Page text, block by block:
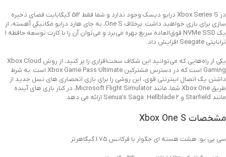
در Xbox Series S درایو دیسک وجود ندارد و شما فقط 512 گیگابایت فضای ذخیره
سازی برای بازی خواهید داشت. برخلاف One S، به جای هارد درایو مکانیکی آهسته، از
یک NVMe SSD فوق‌العاده سریع بهره می‌برد و می‌توان آن را با کارت توسعه حافظه 1
ترابایتی Seagate افزایش داد.
یکی از راه‌هایی که می‌توانید این شکاف سخت‌افزاری را پر کنید، از روش Xbox Cloud
Gaming است که در دسترس مشترکین Xbox Game Pass Ultimate است. به شرط
داشتن یک اتصال اینترنتی قوی، این روشی را برای بازی انحصاری های نسل جدید از
طریق Xbox One شما، مانند Microsoft Flight Simulator، در کنار بازی های آینده
مانند Starfield و Senua’s Saga: Hellblade 2 ارائه می دهد.
مشخصات Xbox One S
سی پی یو: هشت هسته ای جگوار با فرکانس 1.75 گیگاهرتز